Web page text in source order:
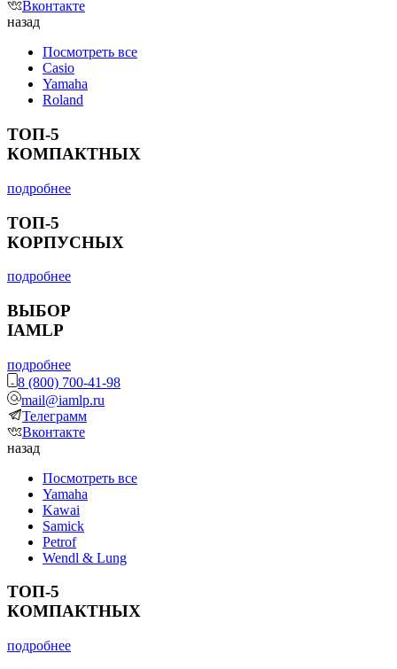
Вконтакте
назад
Посмотреть все
Casio
Yamaha
Roland
ТОП-5
КОМПАКТНЫХ
подробнее
ТОП-5
КОРПУСНЫХ
подробнее
ВЫБОР
IAMLP
подробнее
8 (800) 700-41-98
mail@iamlp.ru
Телеграмм
Вконтакте
назад
Посмотреть все
Yamaha
Kawai
Samick
Petrof
Wendl & Lung
ТОП-5
КОМПАКТНЫХ
подробнее